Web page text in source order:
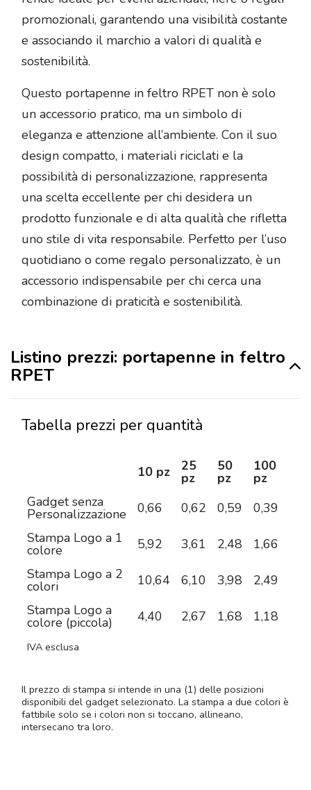
promozionali, garantendo una visibilità costante
e associando il marchio a valori di qualità e
sostenibilità.
Questo portapenne in feltro RPET non è solo
un accessorio pratico, ma un simbolo di
eleganza e attenzione all’ambiente. Con il suo
design compatto, i materiali riciclati e la
possibilità di personalizzazione, rappresenta
una scelta eccellente per chi desidera un
prodotto funzionale e di alta qualità che rifletta
uno stile di vita responsabile. Perfetto per l’uso
quotidiano o come regalo personalizzato, è un
accessorio indispensabile per chi cerca una
combinazione di praticità e sostenibilità.
Listino prezzi: portapenne in feltro
RPET
Tabella prezzi per quantità
10 pz 25
pz
50
pz
100
pz
Gadget senza
Personalizzazione 0,66 0,62 0,59 0,39
Stampa Logo a 1
colore 5,92 3,61 2,48 1,66
Stampa Logo a 2
colori 10,64 6,10 3,98 2,49
Stampa Logo a
colore (piccola) 4,40 2,67 1,68 1,18
IVA esclusa
Il prezzo di stampa si intende in una (1) delle posizioni
disponibili del gadget selezionato. La stampa a due colori è
fattibile solo se i colori non si toccano, allineano,
intersecano tra loro.